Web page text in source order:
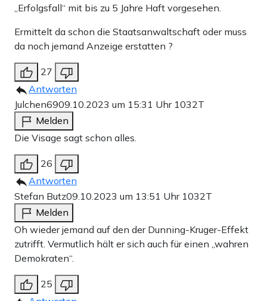
„Erfolgsfall“ mit bis zu 5 Jahre Haft vorgesehen.
Ermittelt da schon die Staatsanwaltschaft oder muss
da noch jemand Anzeige erstatten ?
27
Antworten
Julchen6909.10.2023 um 15:31 Uhr 1032T
Melden
Die Visage sagt schon alles.
26
Antworten
Stefan Butz09.10.2023 um 13:51 Uhr 1032T
Melden
Oh wieder jemand auf den der Dunning-Kruger-Effekt
zutrifft. Vermutlich hält er sich auch für einen „wahren
Demokraten“.
25